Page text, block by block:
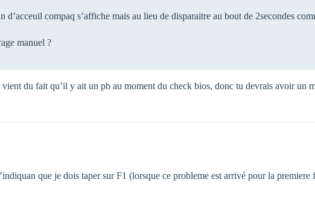
d’acceuil compaq s’affiche mais au lieu de disparaitre au bout de 2secondes
manuel ?
vient du fait qu’il y ait un pb au moment du check bios, donc tu devrais avoir un
que je dois taper sur F1 (lorsque ce probleme est arrivé pour la